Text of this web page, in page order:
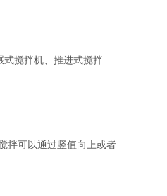
式搅拌机、推进式搅拌
拌可以通过竖值向上或者